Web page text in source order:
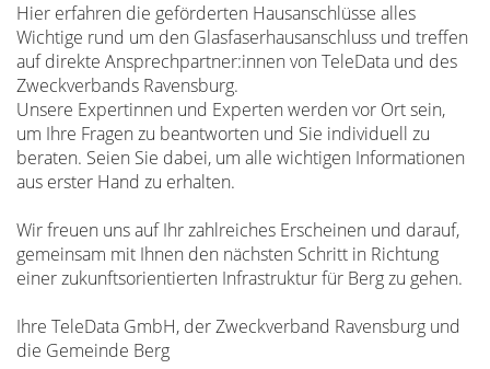
Hier erfahren die geförderten Hausanschlüsse alles
Wichtige rund um den Glasfaserhausanschluss und treffen
auf direkte Ansprechpartner:innen von TeleData und des
Zweckverbands Ravensburg.
Unsere Expertinnen und Experten werden vor Ort sein,
um Ihre Fragen zu beantworten und Sie individuell zu
beraten. Seien Sie dabei, um alle wichtigen Informationen
aus erster Hand zu erhalten.
Wir freuen uns auf Ihr zahlreiches Erscheinen und darauf,
gemeinsam mit Ihnen den nächsten Schritt in Richtung
einer zukunftsorientierten Infrastruktur für Berg zu gehen.
Ihre TeleData GmbH, der Zweckverband Ravensburg und
die Gemeinde Berg